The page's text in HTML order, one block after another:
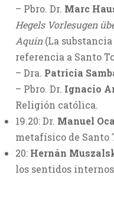
– Pbro. Dr. Marc
Hegels Vorlesugen
Aquin(La
referencia a Santo
– Dra. Patricia
– Pbro. Dr. Ignacio
Religión católica.
19.20: Dr. Manuel
metafísico de Santo
20: Hernán
los sentidos